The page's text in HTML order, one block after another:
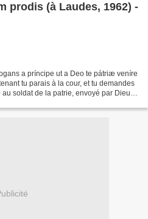
prodis (à Laudes, 1962) -
a príncipe ut a Deo te pátriæ veníre
tu parais à la cour, et tu demandes
soldat de la patrie, envoyé par Dieu.